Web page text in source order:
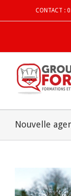
CONTACT :
Nouvelle
Image